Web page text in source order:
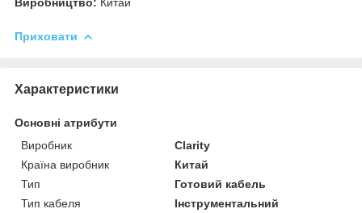
Приховати
Характеристики
Основні атрибути
Виробник
Clarity
Країна виробник
Китай
Тип
Готовий кабель
Тип кабеля
Інструментальний